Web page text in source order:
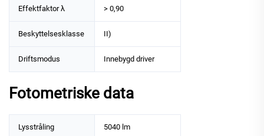
Effektfaktor λ > 0,90
Beskyttelsesklasse II)
Driftsmodus Innebygd driver
Fotometriske data
Lysstråling 5040 lm